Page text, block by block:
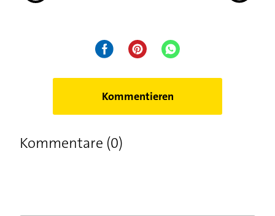
Kommentieren
Kommentare (0)